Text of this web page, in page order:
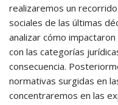
realizaremos un
sociales de las últimas
analizar cómo
con las categorías
consecuencia.
normativas surgidas en
concentraremos en las